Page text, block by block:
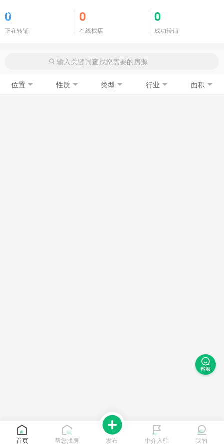
0
正在转铺
0
在线找店
0
成功转铺
位置 性质 类型 行业 面积
首页 帮您找房 发布 中介入驻 我的